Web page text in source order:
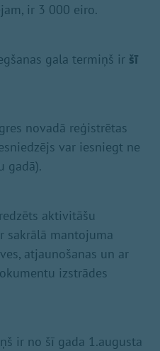
ir 3 000 eiro.
gala termiņš ir šī
novadā reģistrētas
var iesniegt ne
gadā).
aktivitāšu
sakrālā mantojuma
atjaunošanas un ar
izstrādes
ir no šī gada 1.augusta